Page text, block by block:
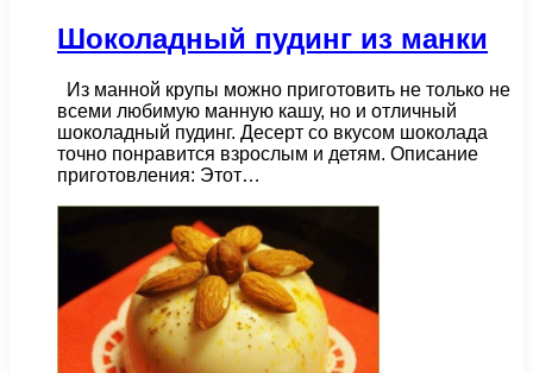
Шоколадный пудинг из манки
Из манной крупы можно приготовить не только не
всеми любимую манную кашу, но и отличный
шоколадный пудинг. Десерт со вкусом шоколада
точно понравится взрослым и детям. Описание
приготовления: Этот…